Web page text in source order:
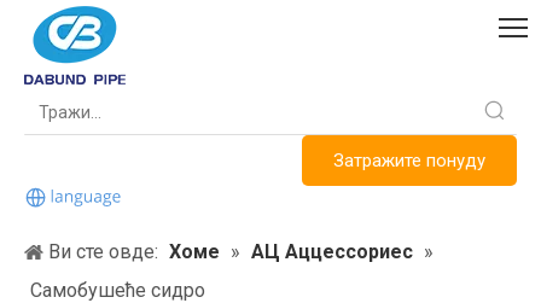
Затражите понуду
Ви сте овде: Хоме » АЦ Аццессориес »
Самобушеће сидро